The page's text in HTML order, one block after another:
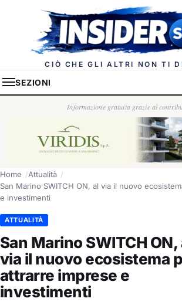
CIÒ CHE GLI ALTRI NON TI
SEZIONI
Informazione gratuita grazie al
Home
Attualità
San Marino SWITCH ON, al via il nuovo
e investimenti
ATTUALITÀ
San Marino SWITCH ON,
via il nuovo ecosistema
attrarre imprese e
investimenti